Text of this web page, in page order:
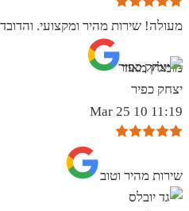
מעולה! שירות מהיר ומקצועי.
מומלץ מאוד
יצחק כפיר
11:19 10 Mar 25
שירות מהיר וטוב